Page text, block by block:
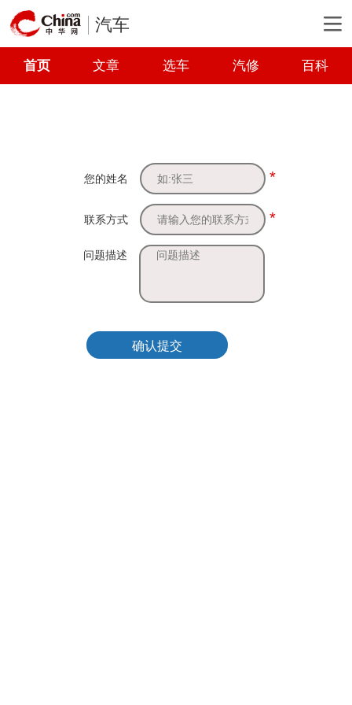
汽车
首页 文章 选车 汽修 百科
您的姓名 *
联系方式 *
问题描述
确认提交